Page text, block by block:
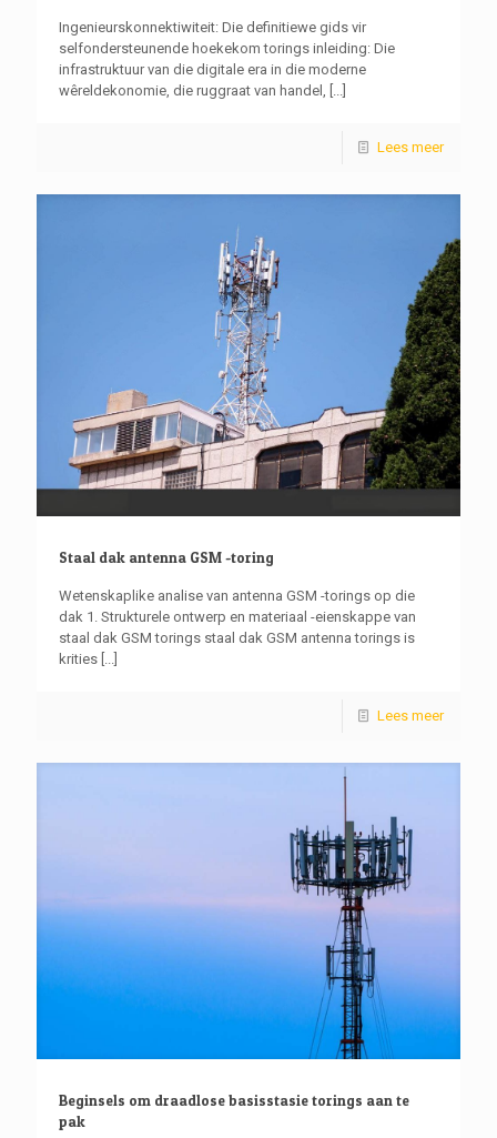
Ingenieurskonnektiwiteit: Die definitiewe gids vir
selfondersteunende hoekekom torings inleiding: Die
infrastruktuur van die digitale era in die moderne
wêreldekonomie, die ruggraat van handel, [...]
Lees meer
Staal dak antenna GSM -toring
Wetenskaplike analise van antenna GSM -torings op die
dak 1. Strukturele ontwerp en materiaal -eienskappe van
staal dak GSM torings staal dak GSM antenna torings is
krities [...]
Lees meer
Beginsels om draadlose basisstasie torings aan te
pak